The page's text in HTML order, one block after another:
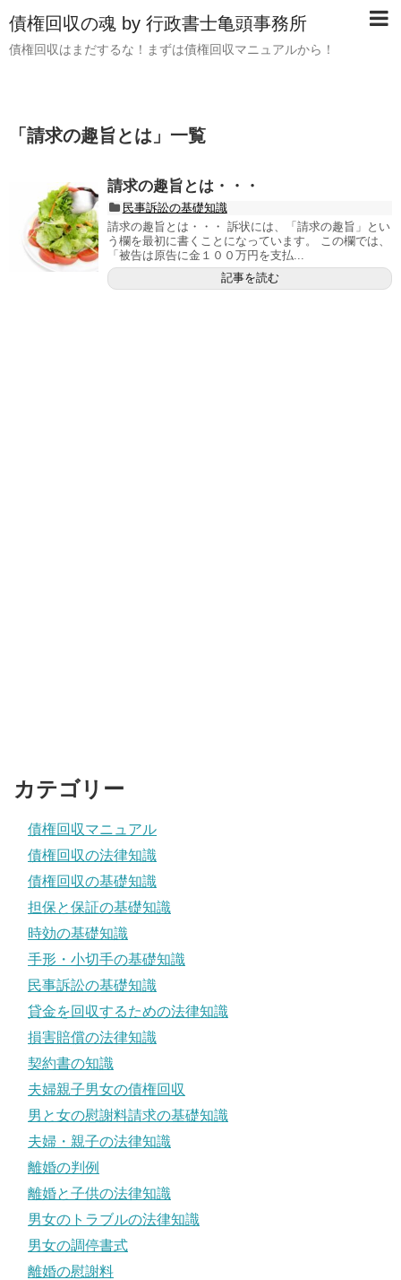
債権回収の魂 by 行政書士亀頭事務所
債権回収はまだするな！まずは債権回収マニュアルから！
「 請求の趣旨とは 」 一覧
請求の趣旨とは・・・
民事訴訟の基礎知識
請求の趣旨とは・・・ 訴状には、「請求の趣旨」とい
う欄を最初に書くことになっています。 この欄では、
「被告は原告に金１００万円を支払...
記事を読む
カテゴリー
債権回収マニュアル
債権回収の法律知識
債権回収の基礎知識
担保と保証の基礎知識
時効の基礎知識
手形・小切手の基礎知識
民事訴訟の基礎知識
貸金を回収するための法律知識
損害賠償の法律知識
契約書の知識
夫婦親子男女の債権回収
男と女の慰謝料請求の基礎知識
夫婦・親子の法律知識
離婚の判例
離婚と子供の法律知識
男女のトラブルの法律知識
男女の調停書式
離婚の慰謝料